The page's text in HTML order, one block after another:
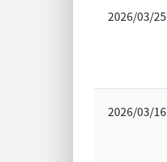
2026/03/25
2026/03/16